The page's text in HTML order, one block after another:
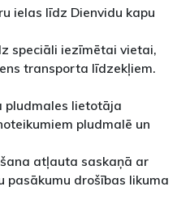
ielas līdz Dienvidu kapu
speciāli iezīmētai vietai,
transporta līdzekļiem.
pludmales lietotāja
pludmalē un
atļauta saskaņā ar
pasākumu drošības likuma